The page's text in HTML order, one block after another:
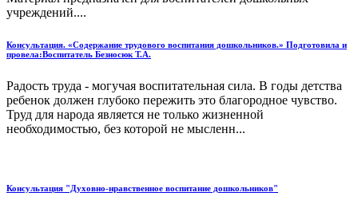
учреждений....
Консультация. «Содержание трудового воспитания дошкольников.» Подготовила и
провела:Воспитатель Безносюк Т.А.
Радость труда - могучая воспитательная сила. В годы детства
ребенок должен глубоко пережить это благородное чувство.
Труд для народа является не только жизненной
необходимостью, без которой не мысленн...
Консультация "Духовно-нравственное воспитание дошкольников"